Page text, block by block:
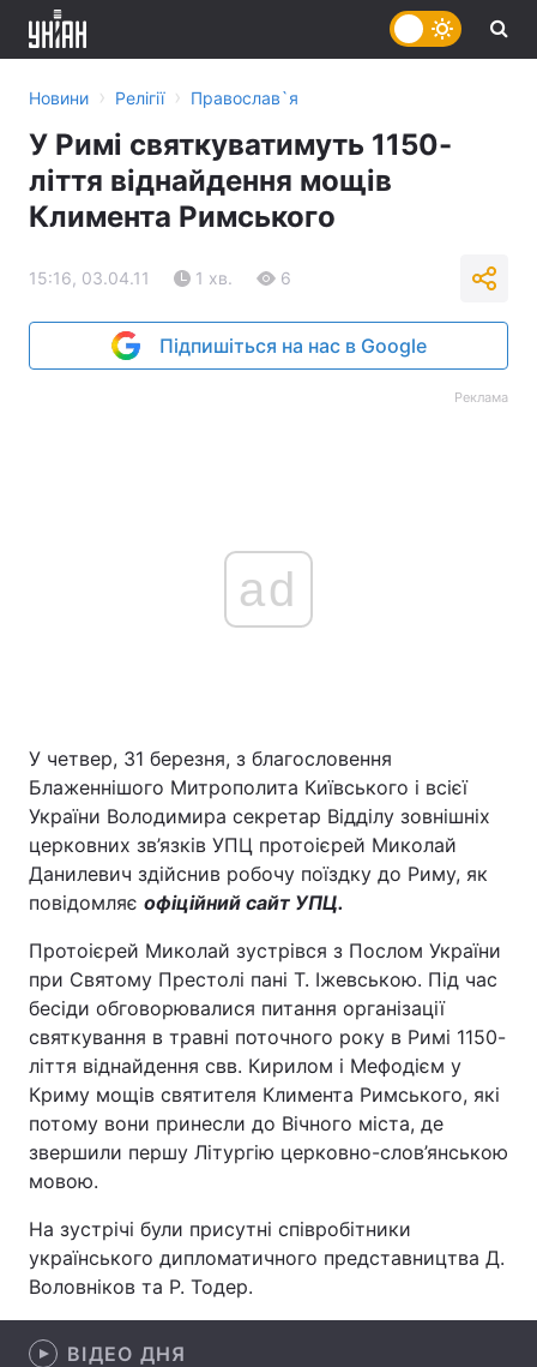
Головна
Україна Політика
Економіка
Спорт
Новини › Релігії › Православ`я
У Римі святкуватимуть 1150-
ліття віднайдення мощів
Климента Римського
15:16, 03.04.11 1 хв. 6
Підпишіться на нас в Google
Реклама
ad
У четвер, 31 березня, з благословення
Блаженнішого Митрополита Київського і всієї
України Володимира секретар Відділу зовнішніх
церковних зв’язків УПЦ протоієрей Миколай
Данилевич здійснив робочу поїздку до Риму, як
повідомляє офіційний сайт УПЦ.
Протоієрей Миколай зустрівся з Послом України
при Святому Престолі пані Т. Іжевською. Під час
бесіди обговорювалися питання організації
святкування в травні поточного року в Римі 1150-
ліття віднайдення свв. Кирилом і Мефодієм у
Криму мощів святителя Климента Римського, які
потому вони принесли до Вічного міста, де
звершили першу Літургію церковно-слов’янською
мовою.
На зустрічі були присутні співробітники
українського дипломатичного представництва Д.
Воловніков та Р. Тодер.
ВІДЕО ДНЯ